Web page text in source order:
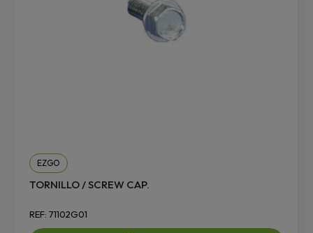
EZGO
TORNILLO / SCREW CAP.
REF: 71102G01